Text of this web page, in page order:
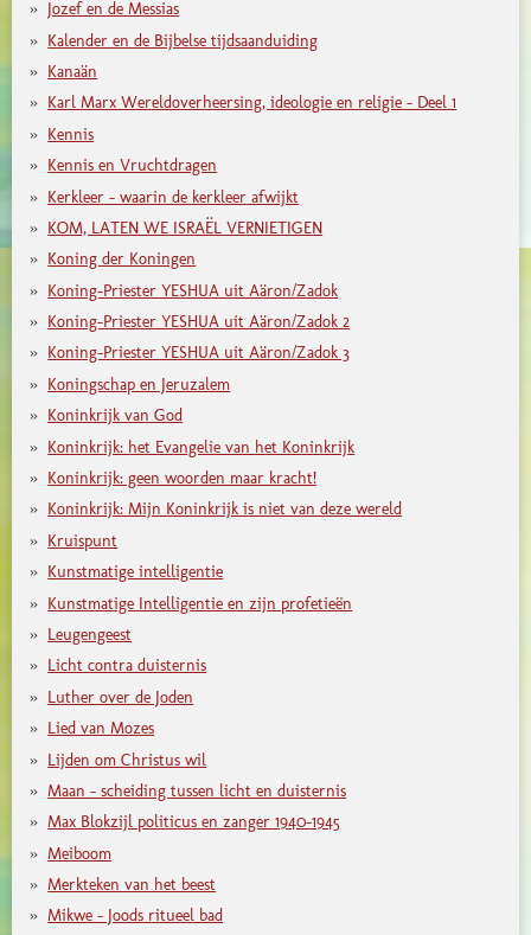
Jozef en de Messias
Kalender en de Bijbelse tijdsaanduiding
Kanaän
Karl Marx Wereldoverheersing, ideologie en religie - Deel 1
Kennis
Kennis en Vruchtdragen
Kerkleer - waarin de kerkleer afwijkt
KOM, LATEN WE ISRAËL VERNIETIGEN
Koning der Koningen
Koning-Priester YESHUA uit Aäron/Zadok
Koning-Priester YESHUA uit Aäron/Zadok 2
Koning-Priester YESHUA uit Aäron/Zadok 3
Koningschap en Jeruzalem
Koninkrijk van God
Koninkrijk: het Evangelie van het Koninkrijk
Koninkrijk: geen woorden maar kracht!
Koninkrijk: Mijn Koninkrijk is niet van deze wereld
Kruispunt
Kunstmatige intelligentie
Kunstmatige Intelligentie en zijn profetieën
Leugengeest
Licht contra duisternis
Luther over de Joden
Lied van Mozes
Lijden om Christus wil
Maan - scheiding tussen licht en duisternis
Max Blokzijl politicus en zanger 1940-1945
Meiboom
Merkteken van het beest
Mikwe - Joods ritueel bad